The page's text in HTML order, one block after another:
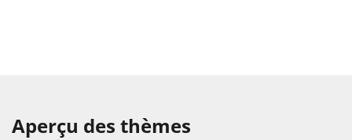
Aperçu des thèmes